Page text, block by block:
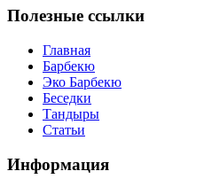
Полезные ссылки
Главная
Барбекю
Эко Барбекю
Беседки
Тандыры
Статьи
Информация